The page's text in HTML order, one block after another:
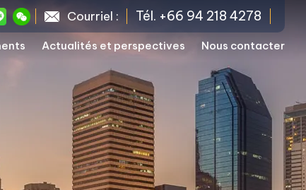
Courriel : Tél. +66 94 218 4278
Actualités et perspectives Nous contacter